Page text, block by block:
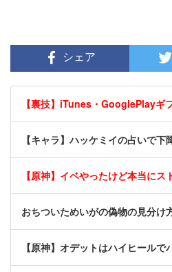
シェア
【裏技】iTunes・GooglePlayギ
【キャラ】ハッケミイの占いで
【原神】イベやったけど本当にス
おちついためいがの偽物の見分け
【原神】オデットはハイヒール